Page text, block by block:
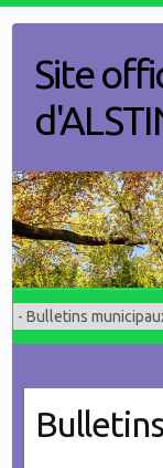
contentSite